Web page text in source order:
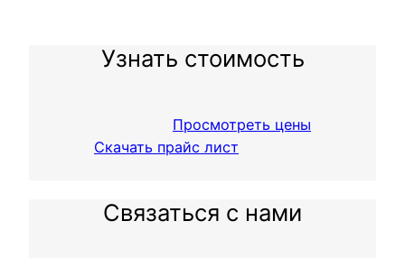
Узнать стоимость
Просмотреть цены
Скачать прайс лист
Связаться с нами